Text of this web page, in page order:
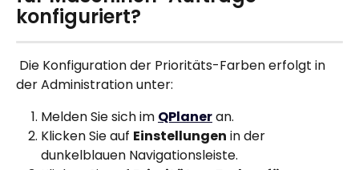
konfiguriert?
der Administration unter:
Melden Sie sich im QPlaner an.
Klicken Sie auf Einstellungen in der
dunkelblauen Navigationsleiste.